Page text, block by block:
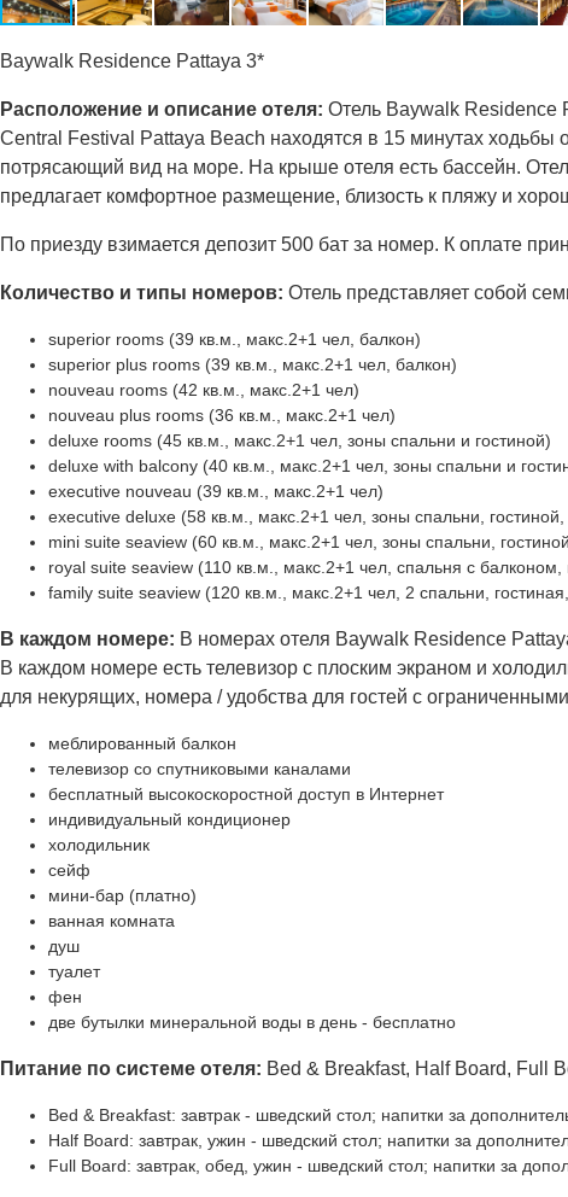
Baywalk Residence Pattaya 3*
Расположение и описание отеля: Отель Baywalk Residence
Central Festival Pattaya Beach находятся в 15 минутах ходьбы
потрясающий вид на море. На крыше отеля есть бассейн.
предлагает комфортное размещение, близость к пляжу и
По приезду взимается депозит 500 бат за номер. К оплате
Количество и типы номеров: Отель представляет собой
superior rooms (39 кв.м., макс.2+1 чел, балкон)
superior plus rooms (39 кв.м., макс.2+1 чел, балкон)
nouveau rooms (42 кв.м., макс.2+1 чел)
nouveau plus rooms (36 кв.м., макс.2+1 чел)
deluxe rooms (45 кв.м., макс.2+1 чел, зоны спальни и гостиной)
deluxe with balcony (40 кв.м., макс.2+1 чел, зоны спальни и
executive nouveau (39 кв.м., макс.2+1 чел)
executive deluxe (58 кв.м., макс.2+1 чел, зоны спальни,
mini suite seaview (60 кв.м., макс.2+1 чел, зоны спальни,
royal suite seaview (110 кв.м., макс.2+1 чел, спальня с балконом,
family suite seaview (120 кв.м., макс.2+1 чел, 2 спальни,
В каждом номере: В номерах отеля Baywalk Residence
В каждом номере есть телевизор с плоским экраном и
для некурящих, номера / удобства для гостей с
меблированный балкон
телевизор со спутниковыми каналами
бесплатный высокоскоростной доступ в Интернет
индивидуальный кондиционер
холодильник
сейф
мини-бар (платно)
ванная комната
душ
туалет
фен
две бутылки минеральной воды в день - бесплатно
Питание по системе отеля: Bed & Breakfast, Half Board, Full
Bed & Breakfast: завтрак - шведский стол; напитки за
Half Board: завтрак, ужин - шведский стол; напитки за
Full Board: завтрак, обед, ужин - шведский стол; напитки за